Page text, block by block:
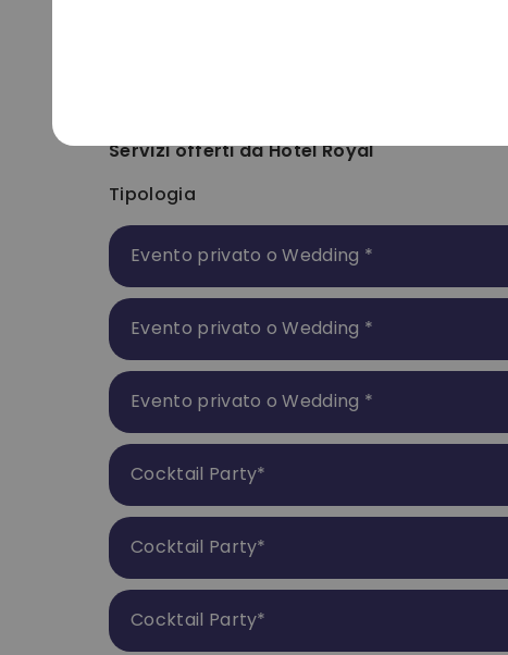
Servizi offerti daHotel Royal
Tipologia
Evento privato o Wedding *
Evento privato o Wedding *
Evento privato o Wedding *
Cocktail Party*
Cocktail Party*
Cocktail Party*